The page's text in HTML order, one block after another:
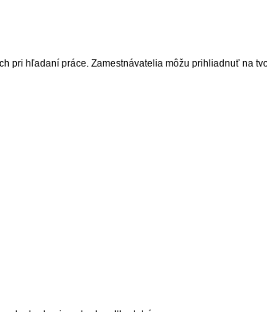
pri hľadaní práce. Zamestnávatelia môžu prihliadnuť na